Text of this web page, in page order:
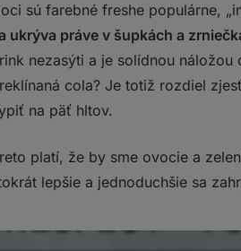
sú farebné freshe populárne,
ukrýva práve v šupkách a
nezasýti a je solídnou
cola? Je totiž rozdiel
na päť hltov.
platí, že by sme ovocie a
lepšie a jednoduchšie sa